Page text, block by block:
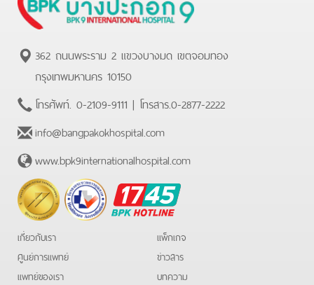
362 ถนนพระราม 2 แขวงบางมด เขตจอมทอง
กรุงเทพมหานคร 10150
โทรศัพท์. 0-2109-9111 | โทรสาร.0-2877-2222
info@bangpakokhospital.com
www.bpk9internationalhospital.com
BPK
Hotline
เกี่ยวกับเรา
ศูนย์การแพทย์
แพทย์ของเรา
แพ็กเกจ
ข่าวสาร
บทความ